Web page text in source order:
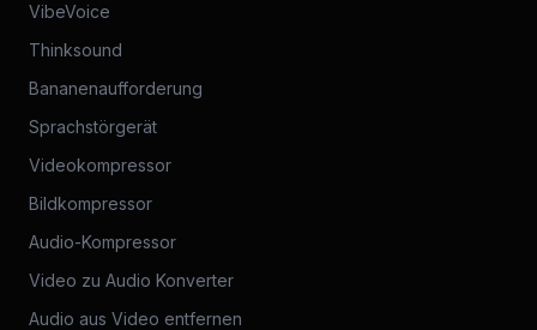
VibeVoice
Thinksound
Bananenaufforderung
Sprachstörgerät
Videokompressor
Bildkompressor
Audio-Kompressor
Video zu Audio Konverter
Audio aus Video entfernen